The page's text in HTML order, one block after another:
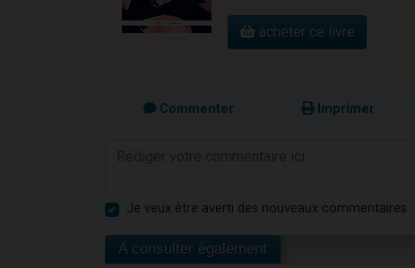
acheter ce livre
Commenter Imprimer
Je veux être averti des nouveaux commentaires
A consulter également